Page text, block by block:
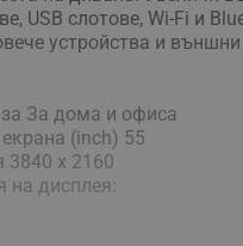
USB слотове, Wi-Fi и
устройства и
За дома и офиса
(inch) 55
3840 x 2160
на дисплея: